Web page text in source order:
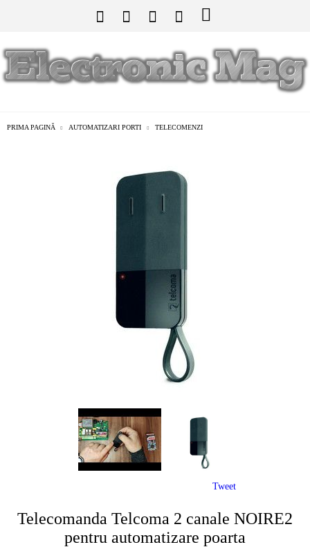
PRIMA PAGINĂ AUTOMATIZARI PORTI TELECOMENZI
Telecomanda Telcoma 2 canale NOIRE2
pentru automatizare poarta
Tweet